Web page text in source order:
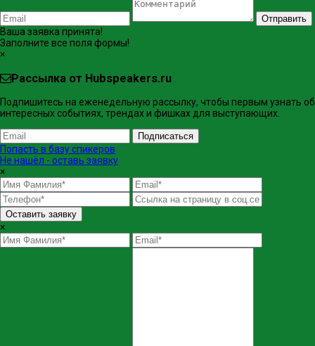
Отправить
Ваша заявка принята!
Заполните все поля формы!
×
Рассылка от Hubspeakers.ru
Подпишитесь на еженедельную рассылку, чтобы первым узнать об
интересных событиях, трендах и фишках ​для выступающих.
Подписаться
Попасть в базу спикеров
Не нашёл - оставь заявку
×
Оставить заявку
×